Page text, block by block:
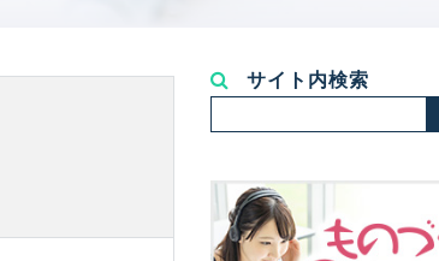
サイト内検索
索...